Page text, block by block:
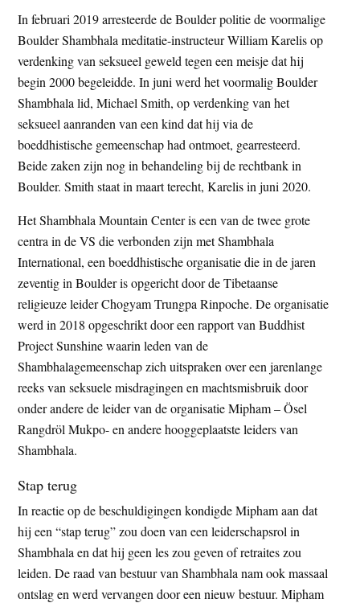
In februari 2019 arresteerde de Boulder politie de voormalige
Boulder Shambhala meditatie-instructeur William Karelis op
verdenking van seksueel geweld tegen een meisje dat hij
begin 2000 begeleidde. In juni werd het voormalig Boulder
Shambhala lid, Michael Smith, op verdenking van het
seksueel aanranden van een kind dat hij via de
boeddhistische gemeenschap had ontmoet, gearresteerd.
Beide zaken zijn nog in behandeling bij de rechtbank in
Boulder. Smith staat in maart terecht, Karelis in juni 2020.
Het Shambhala Mountain Center is een van de twee grote
centra in de VS die verbonden zijn met Shambhala
International, een boeddhistische organisatie die in de jaren
zeventig in Boulder is opgericht door de Tibetaanse
religieuze leider Chogyam Trungpa Rinpoche. De organisatie
werd in 2018 opgeschrikt door een rapport van Buddhist
Project Sunshine waarin leden van de
Shambhalagemeenschap zich uitspraken over een jarenlange
reeks van seksuele misdragingen en machtsmisbruik door
onder andere de leider van de organisatie Mipham – Ösel
Rangdröl Mukpo- en andere hooggeplaatste leiders van
Shambhala.
Stap terug
In reactie op de beschuldigingen kondigde Mipham aan dat
hij een “stap terug” zou doen van een leiderschapsrol in
Shambhala en dat hij geen les zou geven of retraites zou
leiden. De raad van bestuur van Shambhala nam ook massaal
ontslag en werd vervangen door een nieuw bestuur. Mipham